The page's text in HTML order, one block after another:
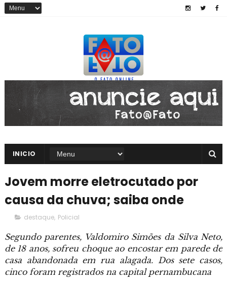
INICIO
Jovem morre eletrocutado por
causa da chuva; saiba onde
destaque, Policial
Segundo parentes, Valdomiro Simões da Silva Neto,
de 18 anos, sofreu choque ao encostar em parede de
casa abandonada em rua alagada. Dos sete casos,
cinco foram registrados na capital pernambucana